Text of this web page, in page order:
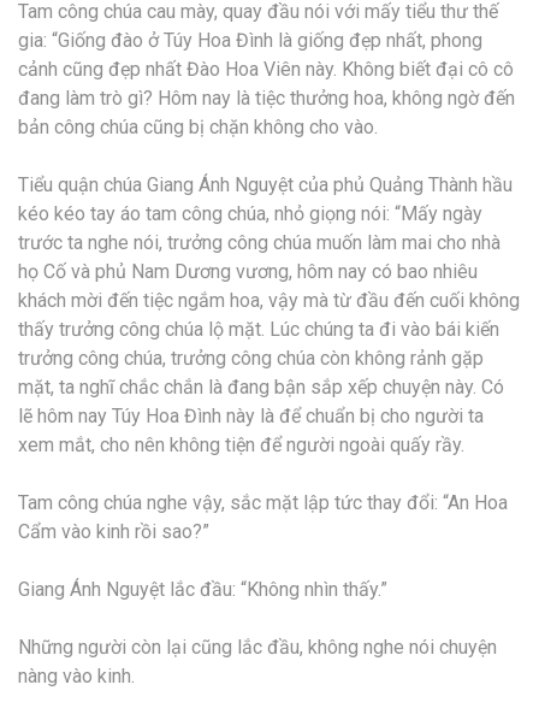
Tam công chúa cau mày, quay đầu nói với mấy tiểu thư thế
gia: “Giống đào ở Túy Hoa Đình là giống đẹp nhất, phong
cảnh cũng đẹp nhất Đào Hoa Viên này. Không biết đại cô cô
đang làm trò gì? Hôm nay là tiệc thưởng hoa, không ngờ đến
bản công chúa cũng bị chặn không cho vào.
Tiểu quận chúa Giang Ánh Nguyệt của phủ Quảng Thành hầu
kéo kéo tay áo tam công chúa, nhỏ giọng nói: “Mấy ngày
trước ta nghe nói, trưởng công chúa muốn làm mai cho nhà
họ Cố và phủ Nam Dương vương, hôm nay có bao nhiêu
khách mời đến tiệc ngắm hoa, vậy mà từ đầu đến cuối không
thấy trưởng công chúa lộ mặt. Lúc chúng ta đi vào bái kiến
trưởng công chúa, trưởng công chúa còn không rảnh gặp
mặt, ta nghĩ chắc chắn là đang bận sắp xếp chuyện này. Có
lẽ hôm nay Túy Hoa Đình này là để chuẩn bị cho người ta
xem mắt, cho nên không tiện để người ngoài quấy rầy.
Tam công chúa nghe vậy, sắc mặt lập tức thay đổi: “An Hoa
Cẩm vào kinh rồi sao?”
Giang Ánh Nguyệt lắc đầu: “Không nhìn thấy.”
Những người còn lại cũng lắc đầu, không nghe nói chuyện
nàng vào kinh.